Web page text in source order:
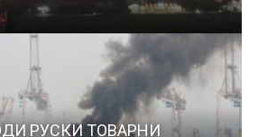
РУСКИ ТОВАРНИ